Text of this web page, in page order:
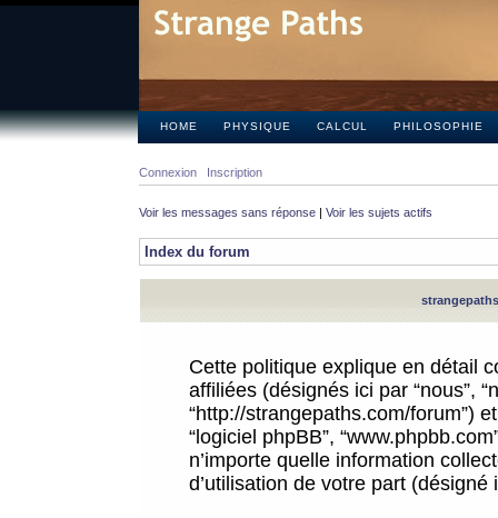
HOME PHYSIQUE CALCUL PHILOSOPHIE
Connexion Inscription
Voir les messages sans réponse | Voir les sujets actifs
Index du forum
Cette politique explique en détail
affiliées (désignés ici par “nous”,
“http://strangepaths.com/forum”)
“logiciel phpBB”,
n’importe quelle information
d’utilisation de votre part (désigné